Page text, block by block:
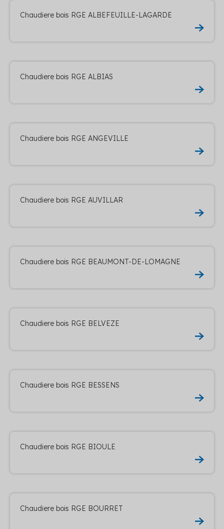
Chaudiere bois RGE ALBEFEUILLE-LAGARDE
Chaudiere bois RGE ALBIAS
Chaudiere bois RGE ANGEVILLE
Chaudiere bois RGE AUVILLAR
Chaudiere bois RGE BEAUMONT-DE-LOMAGNE
Chaudiere bois RGE BELVEZE
Chaudiere bois RGE BESSENS
Chaudiere bois RGE BIOULE
Chaudiere bois RGE BOURRET